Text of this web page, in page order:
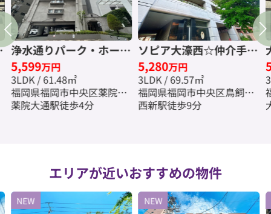
浄水通りパーク・ホーム
ズ☆仲介手数料無料☆
5,599万円
3LDK / 61.48㎡
福岡県福岡市中央区薬院４
丁目
薬院大通駅徒歩4分
ソピア大濠西☆仲介手数
料無料☆
5,280万円
3LDK / 69.57㎡
福岡県福岡市中央区鳥飼３
丁目
西新駅徒歩9分
エリアが近いおすすめの物件
NEW NEW